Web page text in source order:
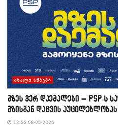
ᲐᲮᲐᲚᲘ ᲐᲛᲑᲔᲑᲘ
მზეს ვერ დაემალები – PSP-ს
მზისგან დაცვის აუცილებლობას
12:55 08-05-2026